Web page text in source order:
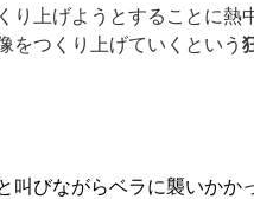
上げようとすることに熱
をつくり上げていくという
叫びながらベラに襲いかか